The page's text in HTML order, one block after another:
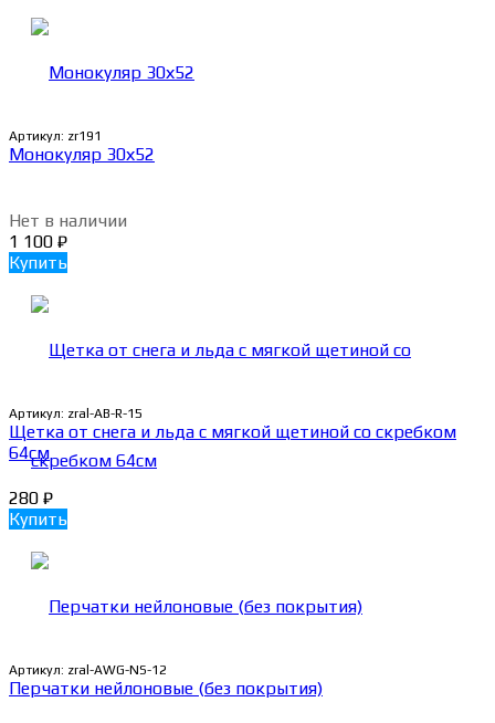
Артикул: zr191
Монокуляр 30х52
Нет в наличии
1 100 ₽
Купить
Артикул: zral-AB-R-15
Щетка от снега и льда с мягкой щетиной со скребком
64см
280 ₽
Купить
Артикул: zral-AWG-NS-12
Перчатки нейлоновые (без покрытия)